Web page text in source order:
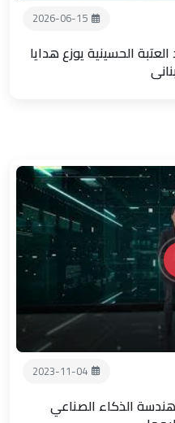
2026-06-15
الحسينية يوزع هدايا
2023-11-04
الذكاء الصناعي